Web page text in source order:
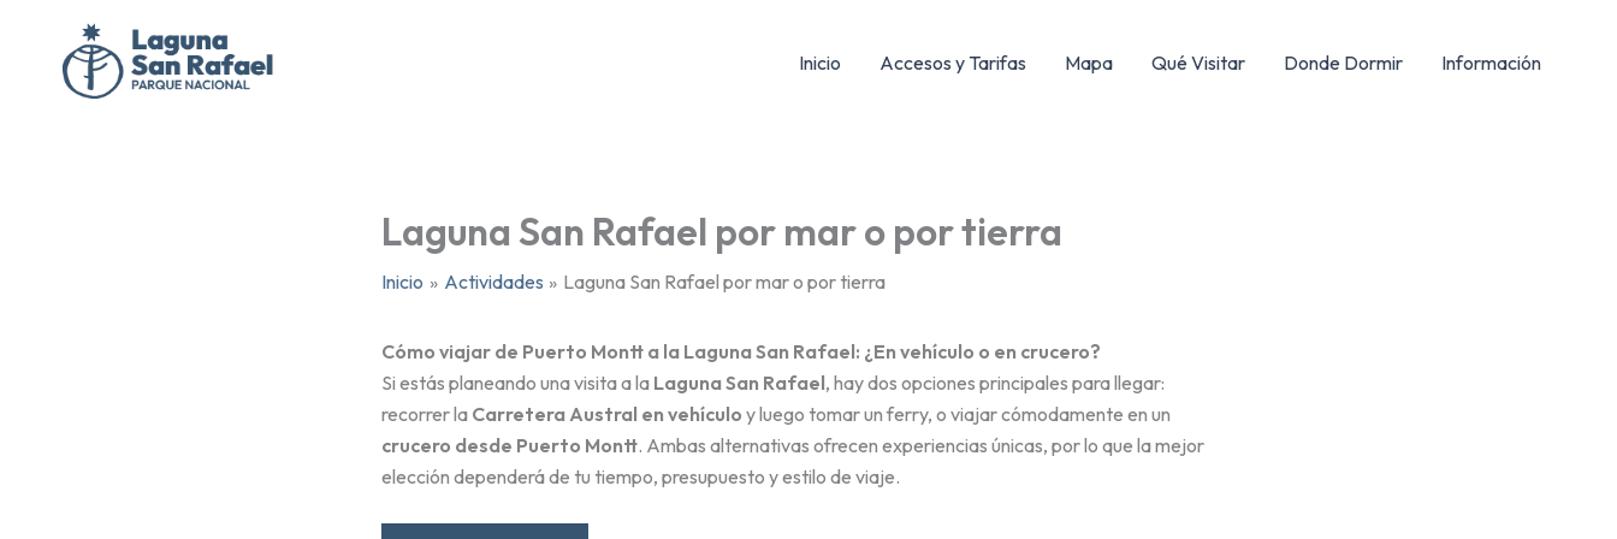
contenido
Inicio Accesos y Tarifas Mapa Qué Visitar Donde Dormir Información
Laguna San Rafael por mar o por tierra
Inicio Actividades Laguna San Rafael por mar o por tierra
Cómo viajar de Puerto Montt a la Laguna San Rafael: ¿En vehículo o en crucero?
Si estás planeando una visita a la Laguna San Rafael, hay dos opciones principales para llegar:
recorrer la Carretera Austral en vehículo y luego tomar un ferry, o viajar cómodamente en un
crucero desde Puerto Montt. Ambas alternativas ofrecen experiencias únicas, por lo que la mejor
elección dependerá de tu tiempo, presupuesto y estilo de viaje.